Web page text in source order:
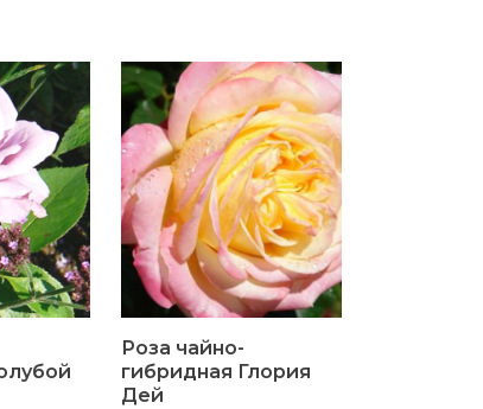
Роза чайно-
гибридная Глория
Дей